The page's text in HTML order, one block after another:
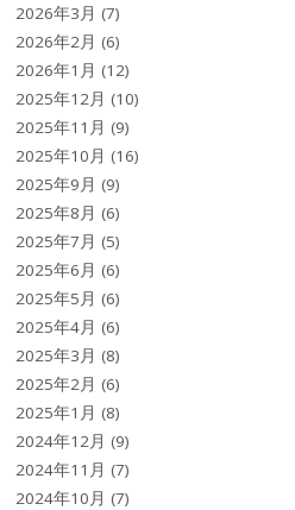
2026年3月 (7)
2026年2月 (6)
2026年1月 (12)
2025年12月 (10)
2025年11月 (9)
2025年10月 (16)
2025年9月 (9)
2025年8月 (6)
2025年7月 (5)
2025年6月 (6)
2025年5月 (6)
2025年4月 (6)
2025年3月 (8)
2025年2月 (6)
2025年1月 (8)
2024年12月 (9)
2024年11月 (7)
2024年10月 (7)